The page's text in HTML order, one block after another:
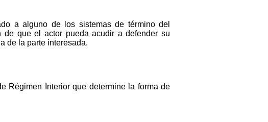
a alguno de los sistemas de término del
de que el actor pueda acudir a defender su
de la parte interesada.
Régimen Interior que determine la forma de